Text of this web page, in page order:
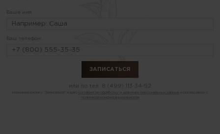
Ваше имя:
Ваш телефон:
или по тел. 8 (499) 113-34-92
Нажимая кнопку "Записаться" я даю согласие на обработку и хранение персональных данных
политикой конфиденциальности